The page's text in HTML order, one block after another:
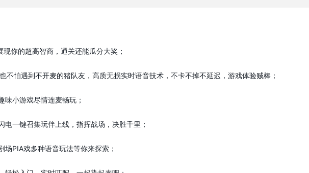
你的超高智商，通关还能瓜分大奖；
不怕遇到不开麦的猪队友，高质无损实时语音技术，不卡不掉不延迟，游戏体验贼棒；
小游戏尽情连麦畅玩；
一键召集玩伴上线，指挥战场，决胜千里；
PIA戏多种语音玩法等你来探索；